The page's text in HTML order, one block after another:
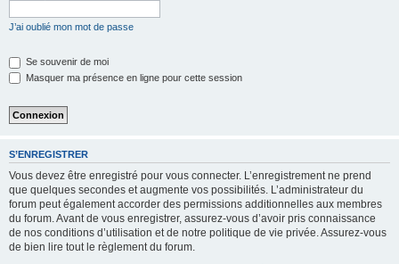
J’ai oublié mon mot de passe
Se souvenir de moi
Masquer ma présence en ligne pour cette session
S’ENREGISTRER
Vous devez être enregistré pour vous connecter. L’enregistrement ne prend
que quelques secondes et augmente vos possibilités. L’administrateur du
forum peut également accorder des permissions additionnelles aux membres
du forum. Avant de vous enregistrer, assurez-vous d’avoir pris connaissance
de nos conditions d’utilisation et de notre politique de vie privée. Assurez-vous
de bien lire tout le règlement du forum.